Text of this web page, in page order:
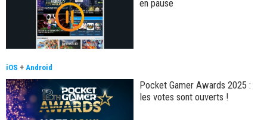
en pause
iOS + Android
Pocket Gamer Awards 2025 :
les votes sont ouverts !